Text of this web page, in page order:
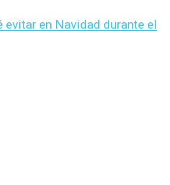
evitar en Navidad durante el